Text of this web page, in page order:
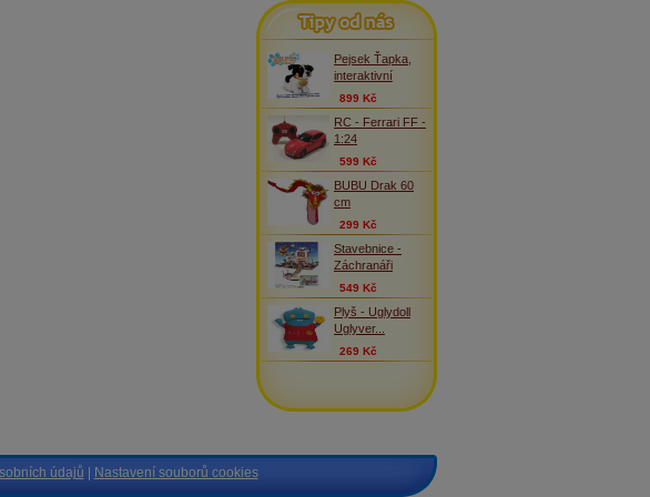
Tipy od nás
Pejsek Ťapka,
interaktivní
899 Kč
RC - Ferrari FF -
1:24
599 Kč
BUBU Drak 60
cm
299 Kč
Stavebnice -
Záchranáři
549 Kč
Plyš - Uglydoll
Uglyver...
269 Kč
údajů Nastavení souborů cookies